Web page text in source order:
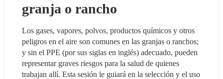
granja o rancho
Los gases, vapores, polvos, productos químicos y otros
peligros en el aire son comunes en las granjas o ranchos;
y sin el PPE (por sus siglas en inglés) adecuado, pueden
representar graves riesgos para la salud de quienes
trabajan allí. Esta sesión le guiará en la selección y el uso